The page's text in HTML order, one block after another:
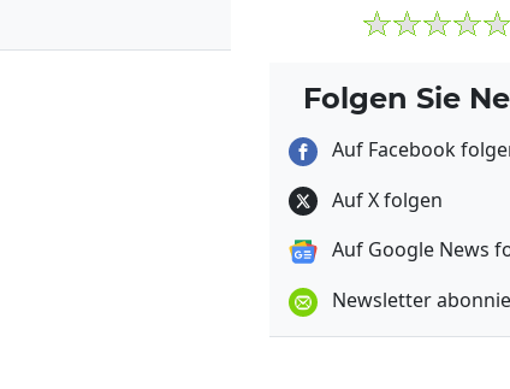
Folgen Sie
Auf Facebook
Auf X folgen
Auf Google News
Newsletter